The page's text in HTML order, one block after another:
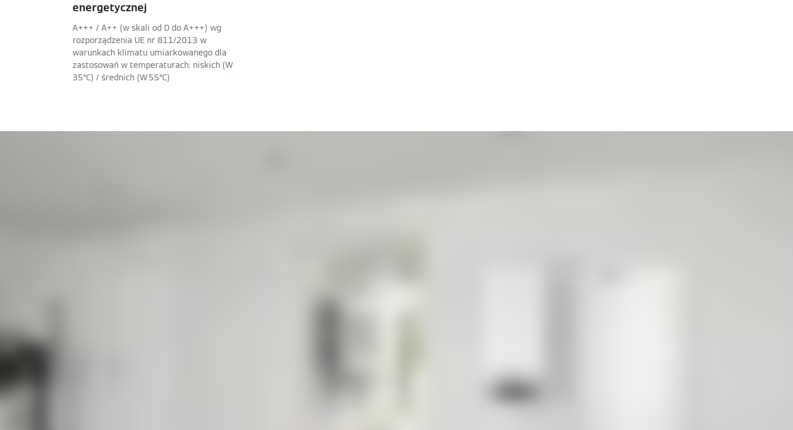
energetycznej
A+++ / A++ (w skali od D do A+++) wg
rozporządzenia UE nr 811/2013 w
warunkach klimatu umiarkowanego dla
zastosowań w temperaturach: niskich (W
35°C) / średnich (W 55°C)